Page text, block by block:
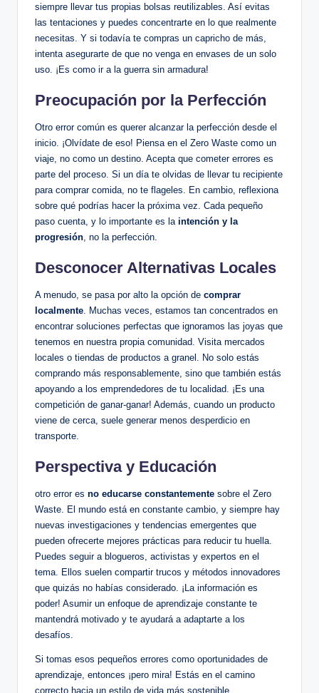
siempre llevar tus propias bolsas reutilizables. Así evitas
las tentaciones y puedes concentrarte en lo que realmente
necesitas. Y si todavía te compras un capricho de más,
intenta asegurarte de que no venga en envases de un solo
uso. ¡Es como ir a la guerra sin armadura!
Preocupación por la Perfección
Otro error común es querer alcanzar la perfección desde el
inicio. ¡Olvídate de eso! Piensa en el Zero Waste como un
viaje, no como un destino. Acepta que cometer errores es
parte del proceso. Si un día te olvidas de llevar tu recipiente
para comprar comida, no te flageles. En cambio, reflexiona
sobre qué podrías hacer la próxima vez. Cada pequeño
paso cuenta, y lo importante es la intención y la
progresión, no la perfección.
Desconocer Alternativas Locales
A menudo, se pasa por alto la opción de comprar
localmente. Muchas veces, estamos tan concentrados en
encontrar soluciones perfectas que ignoramos las joyas que
tenemos en nuestra propia comunidad. Visita mercados
locales o tiendas de productos a granel. No solo estás
comprando más responsablemente, sino que también estás
apoyando a los emprendedores de tu localidad. ¡Es una
competición de ganar-ganar! Además, cuando un producto
viene de cerca, suele generar menos desperdicio en
transporte.
Perspectiva y Educación
otro error es no educarse constantemente sobre el Zero
Waste. El mundo está en constante cambio, y siempre hay
nuevas investigaciones y tendencias emergentes que
pueden ofrecerte mejores prácticas para reducir tu huella.
Puedes seguir a blogueros, activistas y expertos en el
tema. Ellos suelen compartir trucos y métodos innovadores
que quizás no habías considerado. ¡La información es
poder! Asumir un enfoque de aprendizaje constante te
mantendrá motivado y te ayudará a adaptarte a los
desafíos.
Si tomas esos pequeños errores como oportunidades de
aprendizaje, entonces ¡pero mira! Estás en el camino
correcto hacia un estilo de vida más sostenible.